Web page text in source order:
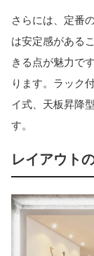
さらには、定番
は安定感がある
きる点が魅力で
ります。ラック
イ式、天板昇降
す。
レイアウト